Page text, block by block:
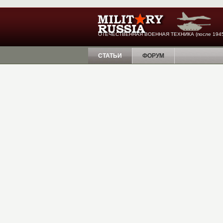
ОТЕЧЕСТВЕННАЯ ВОЕННАЯ ТЕХНИКА (после
СТАТЬИ ФОРУМ